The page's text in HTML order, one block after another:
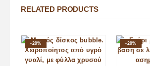
RELATED PRODUCTS
-20% -20%